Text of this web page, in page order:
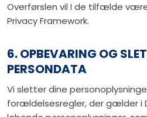
Overførslen vil I de tilfælde
Privacy Framework.
6. OPBEVARING OG
PERSONDATA
Vi sletter dine
forældelsesregler, der gælder i